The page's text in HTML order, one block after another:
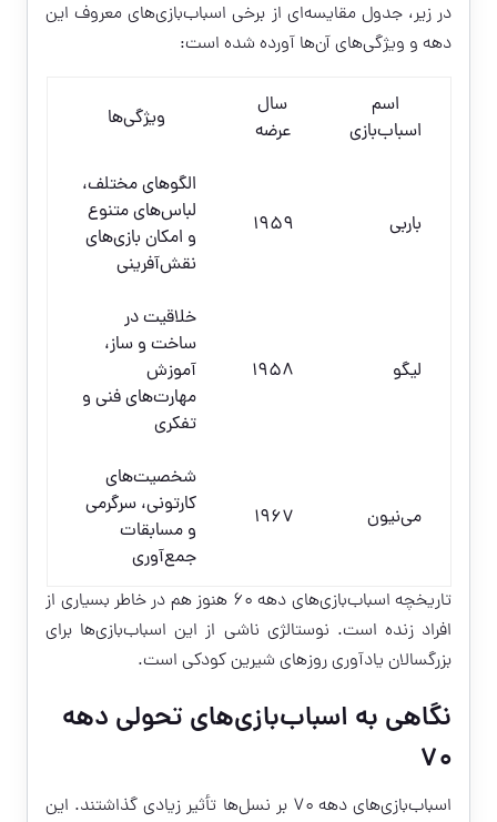
در زیر، جدول مقایسه‌ای از برخی اسباب‌بازی‌های معروف این
دهه و ویژگی‌های آن‌ها آورده شده است:
اسم
اسباب‌بازی
سال
عرضه
ویژگی‌ها
باربی 1959
الگوهای مختلف،
لباس‌های متنوع
و امکان بازی‌های
نقش‌آفرینی
لیگو 1958
خلاقیت در
ساخت و ساز،
آموزش
مهارت‌های فنی و
تفکری
می‌نیون 1967
شخصیت‌های
کارتونی، سرگرمی
و مسابقات
جمع‌آوری
تاریخچه اسباب‌بازی‌های دهه ۶۰ هنوز هم در خاطر بسیاری از
افراد زنده است. نوستالژی ناشی از این اسباب‌بازی‌ها برای
بزرگسالان یادآوری روزهای شیرین کودکی است.
نگاهی به اسباب‌بازی‌های تحولی دهه
۷۰
اسباب‌بازی‌های دهه ۷۰ بر نسل‌ها تأثیر زیادی گذاشتند. این